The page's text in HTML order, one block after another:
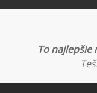
To najlepšie